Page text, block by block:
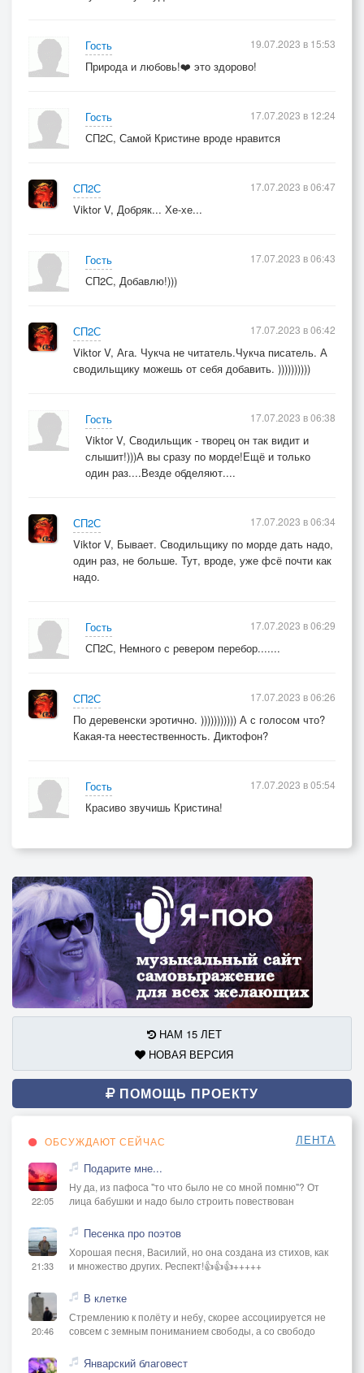
Гость
Природа и любовь!❤️ это здорово!
19.07.2023 в 15:53
Гость
СП2С, Самой Кристине вроде нравится
17.07.2023 в 12:24
СП2С
Viktor V, Добряк... Хе-хе...
17.07.2023 в 06:47
Гость
СП2С, Добавлю!)))
17.07.2023 в 06:43
СП2С
Viktor V, Ага. Чукча не читатель.Чукча писатель. А
сводильщику можешь от себя добавить. ))))))))))
17.07.2023 в 06:42
Гость
Viktor V, Сводильщик - творец он так видит и
слышит!)))А вы сразу по морде!Ещё и только
один раз....Везде обделяют....
17.07.2023 в 06:38
СП2С
Viktor V, Бывает. Сводильщику по морде дать надо,
один раз, не больше. Тут, вроде, уже фсё почти как
надо.
17.07.2023 в 06:34
Гость
СП2С, Немного с ревером перебор.......
17.07.2023 в 06:29
СП2С
По деревенски эротично. ))))))))))) А с голосом что?
Какая-та неестественность. Диктофон?
17.07.2023 в 06:26
Гость
Красиво звучишь Кристина!
17.07.2023 в 05:54
НАМ 15 ЛЕТ
НОВАЯ ВЕРСИЯ
ПОМОЩЬ ПРОЕКТУ
ОБСУЖДАЮТ СЕЙЧАС ЛЕНТА
22:05
Подарите мне...
Ну да, из пафоса "то что было не со мной помню"? От
лица бабушки и надо было строить повествован
21:33
Песенка про поэтов
Хорошая песня, Василий, но она создана из стихов, как
и множество других. Респект!👍👍👍+++++
20:46
В клетке
Стремлению к полёту и небу, скорее ассоциируется не
совсем с земным пониманием свободы, а со свободо
Январский благовест